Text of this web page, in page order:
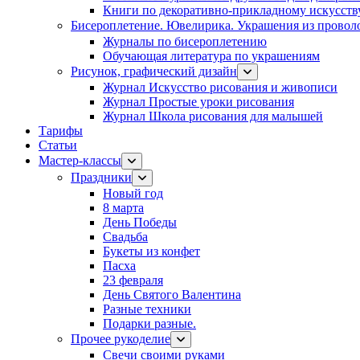
Книги по декоративно-прикладному
Бисероплетение. Ювелирика. Украшения из
Журналы по бисероплетению
Обучающая литература по украшениям
Рисунок, графический дизайн
Журнал Искусство рисования и живописи
Журнал Простые уроки рисования
Журнал Школа рисования для малышей
Тарифы
Статьи
Мастер-классы
Праздники
Новый год
8 марта
День Победы
Свадьба
Букеты из конфет
Пасха
23 февраля
День Святого Валентина
Разные техники
Подарки разные.
Прочее рукоделие
Свечи своими руками